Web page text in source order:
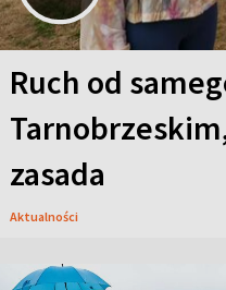
Ruch od
zasada
Aktualności